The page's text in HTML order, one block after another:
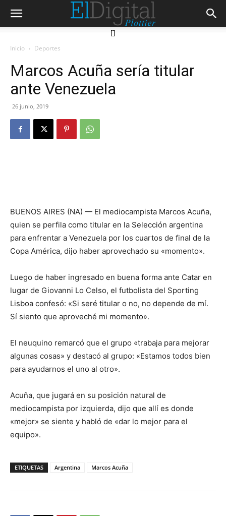
[]
Inicio Deportes
Marcos Acuña sería titular
ante Venezuela
26 junio, 2019
BUENOS AIRES (NA) — El mediocampista Marcos Acuña,
quien se perfila como titular en la Selección argentina
para enfrentar a Venezuela por los cuartos de final de la
Copa América, dijo haber aprovechado su «momento».
Luego de haber ingresado en buena forma ante Catar en
lugar de Giovanni Lo Celso, el futbolista del Sporting
Lisboa confesó: «Si seré titular o no, no depende de mí.
Sí siento que aproveché mi momento».
El neuquino remarcó que el grupo «trabaja para mejorar
algunas cosas» y destacó al grupo: «Estamos todos bien
para ayudarnos el uno al otro».
Acuña, que jugará en su posición natural de
mediocampista por izquierda, dijo que allí es donde
«mejor» se siente y habló de «dar lo mejor para el
equipo».
ETIQUETAS Argentina Marcos Acuña